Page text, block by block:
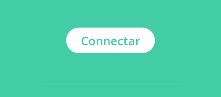
Connectar